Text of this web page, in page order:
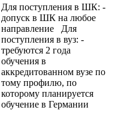
Для поступления в ШК: -
допуск в ШК на любое
направление Для
поступления в вуз: -
требуются 2 года
обучения в
аккредитованном вузе по
тому профилю, по
которому планируется
обучение в Германии